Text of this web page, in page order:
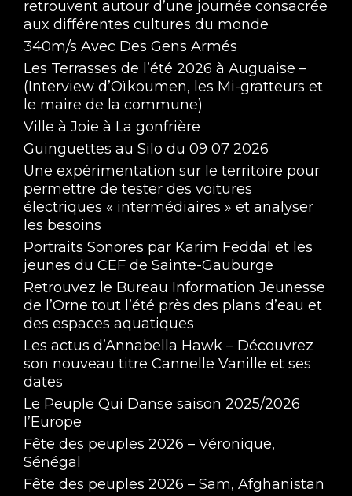
retrouvent autour d’une journée consacrée
aux différentes cultures du monde
340m/s Avec Des Gens Armés
Les Terrasses de l’été 2026 à Auguaise –
(Interview d’Oïkoumen, les Mi-gratteurs et
le maire de la commune)
Ville à Joie à La gonfrière
Guinguettes au Silo du 09 07 2026
Une expérimentation sur le territoire pour
permettre de tester des voitures
électriques « intermédiaires » et analyser
les besoins
Portraits Sonores par Karim Feddal et les
jeunes du CEF de Sainte-Gauburge
Retrouvez le Bureau Information Jeunesse
de l’Orne tout l’été près des plans d’eau et
des espaces aquatiques
Les actus d’Annabella Hawk – Découvrez
son nouveau titre Cannelle Vanille et ses
dates
Le Peuple Qui Danse saison 2025/2026
l’Europe
Fête des peuples 2026 – Véronique,
Sénégal
Fête des peuples 2026 – Sam, Afghanistan